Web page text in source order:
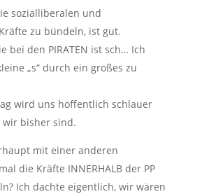
sozialliberalen und
zu bündeln, ist gut.
bei den PIRATEN ist sch… Ich
„s“ durch ein großes zu
wird uns hoffentlich schlauer
wir bisher sind.
mit einer anderen
die Kräfte INNERHALB der PP
Ich dachte eigentlich, wir wären